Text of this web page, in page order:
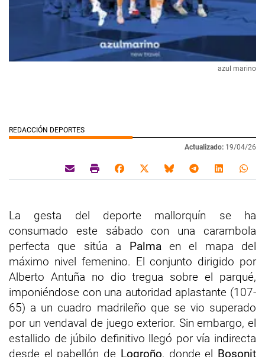
azul marino
REDACCIÓN DEPORTES
Actualizado: 19/04/26
La gesta del deporte mallorquín se ha
consumado este sábado con una carambola
perfecta que sitúa a Palmaen el mapa del
máximo nivel femenino. El conjunto dirigido por
Alberto Antuña no dio tregua sobre el parqué,
imponiéndose con una autoridad aplastante (107-
65) a un cuadro madrileño que se vio superado
por un vendaval de juego exterior. Sin embargo, el
estallido de júbilo definitivo llegó por vía indirecta
desde el pabellón de Logroño, donde el Bosonit